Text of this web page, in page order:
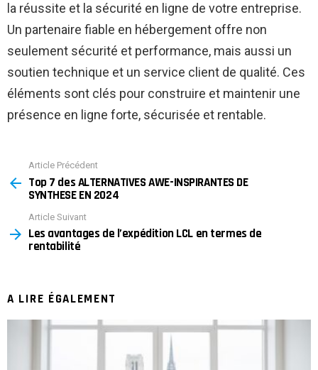
la réussite et la sécurité en ligne de votre entreprise.
Un partenaire fiable en hébergement offre non
seulement sécurité et performance, mais aussi un
soutien technique et un service client de qualité. Ces
éléments sont clés pour construire et maintenir une
présence en ligne forte, sécurisée et rentable.
more
Article Précédent
Top 7 des ALTERNATIVES AWE-INSPIRANTES DE
SYNTHESE EN 2024
Article Suivant
Les avantages de l’expédition LCL en termes de
rentabilité
A LIRE ÉGALEMENT